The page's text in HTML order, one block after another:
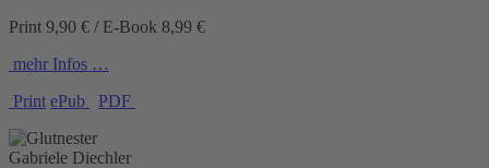
Print 9,90 € / E-Book 8,99 €
mehr Infos …
Print ePub PDF
Gabriele Diechler